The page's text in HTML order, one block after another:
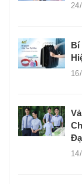
Bí